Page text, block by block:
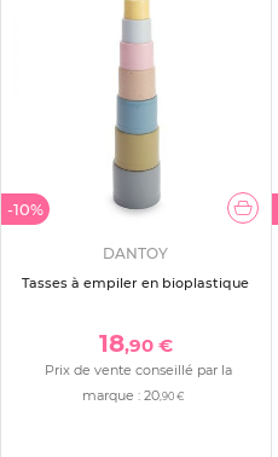
-10%
DANTOY
Tasses à empiler en bioplastique
18,90 €
Prix de vente conseillé par la
marque : 20,90 €